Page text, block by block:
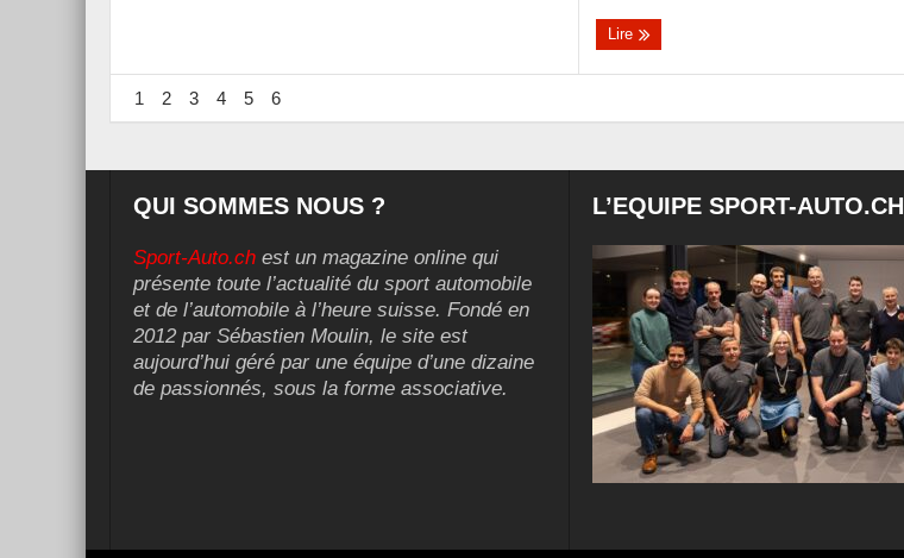
Lire
1 2 3 4 5 6
QUI SOMMES NOUS ?
Sport-Auto.ch est un magazine online qui
présente toute l’actualité du sport automobile
et de l’automobile à l’heure suisse. Fondé en
2012 par Sébastien Moulin, le site est
aujourd’hui géré par une équipe d’une dizaine
de passionnés, sous la forme associative.
L’EQUIPE SPORT-AUTO.CH